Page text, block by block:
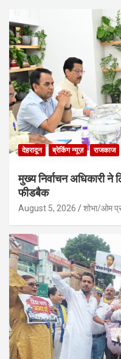
देहरादून ब्रेकिंग न्यूज़ राजकाज
मुख्य निर्वाचन अधिकारी
फीडबैक
August 5, 2026 शोभा/ओम